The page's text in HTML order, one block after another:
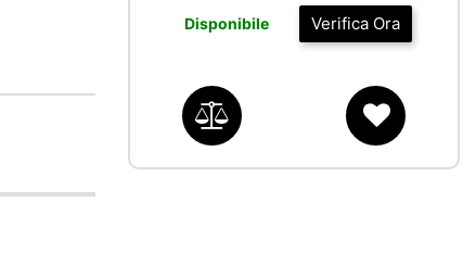
Verifica Ora
Disponibile